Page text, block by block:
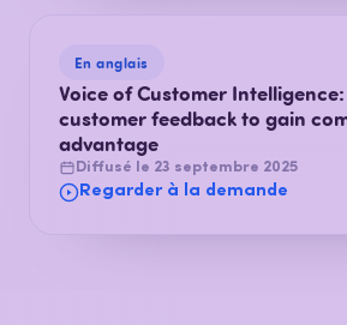
En anglais
Voice of Customer
customer feedback to gain
advantage
Diffusé le 23 septembre 2025
Regarder à la demande